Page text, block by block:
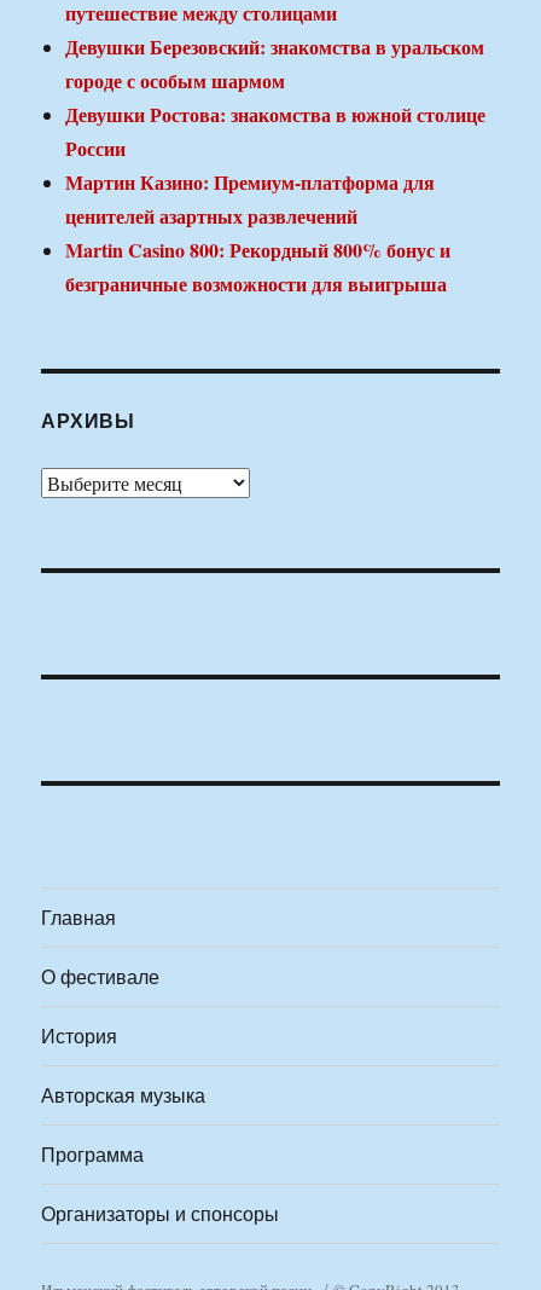
путешествие между столицами
Девушки Березовский: знакомства в уральском
городе с особым шармом
Девушки Ростова: знакомства в южной столице
России
Мартин Казино: Премиум-платформа для
ценителей азартных развлечений
Martin Casino 800: Рекордный 800% бонус и
безграничные возможности для выигрыша
АРХИВЫ
Архивы
Главная
О фестивале
История
Авторская музыка
Программа
Организаторы и спонсоры